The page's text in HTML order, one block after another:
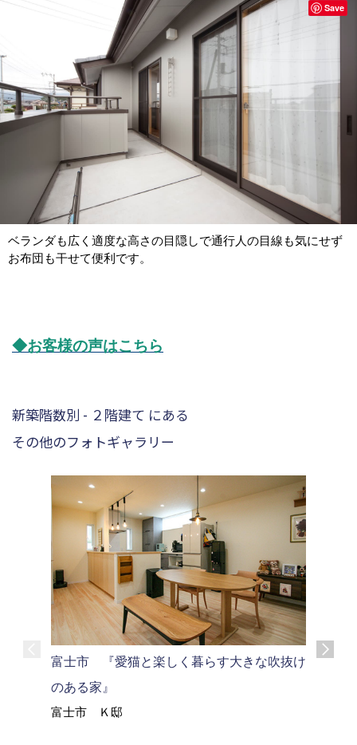
ベランダも広く適度な高さの目隠しで通行人の目線も気にせず
お布団も干せて便利です。
Save
◆お客様の声はこちら
新築階数別 - ２階建て にある
その他のフォトギャラリー
富士市 『愛猫と楽しく暮らす大きな吹抜け
のある家』
富士市 Ｋ邸
富士市